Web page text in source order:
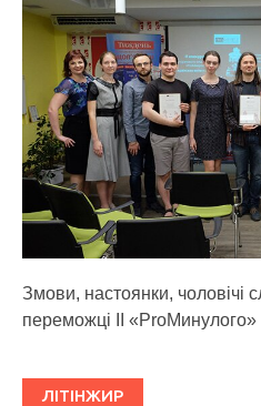
Змови, настоянки, чоловічі
переможці ІІ «ProМинулого»
ЛІТІНЖИР